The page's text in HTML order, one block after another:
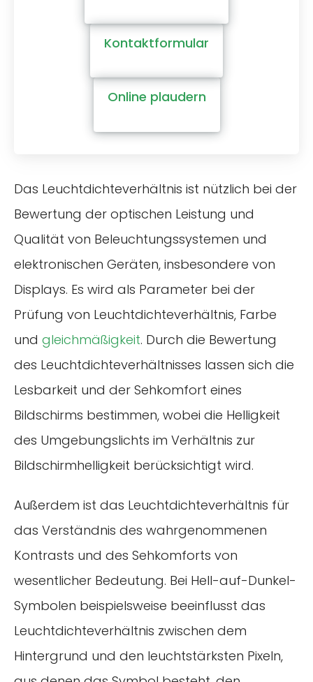
Kontaktformular
Online plaudern
Das Leuchtdichteverhältnis ist nützlich bei der
Bewertung der optischen Leistung und
Qualität von Beleuchtungssystemen und
elektronischen Geräten, insbesondere von
Displays. Es wird als Parameter bei der
Prüfung von Leuchtdichteverhältnis, Farbe
und gleichmäßigkeit. Durch die Bewertung
des Leuchtdichteverhältnisses lassen sich die
Lesbarkeit und der Sehkomfort eines
Bildschirms bestimmen, wobei die Helligkeit
des Umgebungslichts im Verhältnis zur
Bildschirmhelligkeit berücksichtigt wird.
Außerdem ist das Leuchtdichteverhältnis für
das Verständnis des wahrgenommenen
Kontrasts und des Sehkomforts von
wesentlicher Bedeutung. Bei Hell-auf-Dunkel-
Symbolen beispielsweise beeinflusst das
Leuchtdichteverhältnis zwischen dem
Hintergrund und den leuchtstärksten Pixeln,